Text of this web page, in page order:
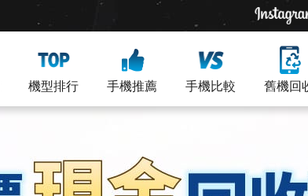
機型排行 手機推薦 手機比較 舊機回